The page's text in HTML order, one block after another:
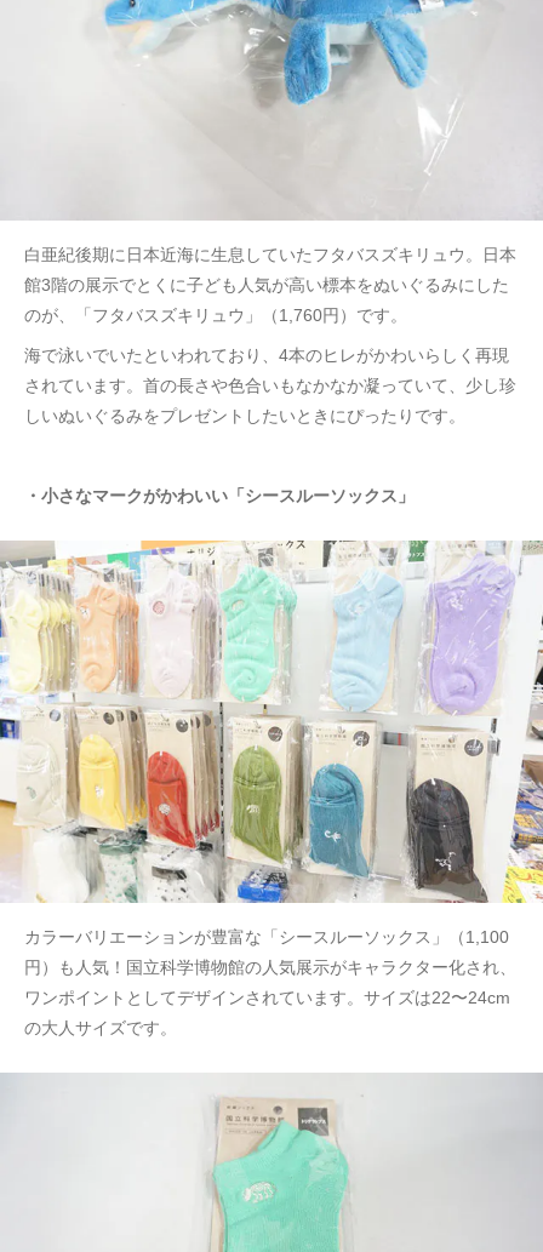
白亜紀後期に日本近海に生息していたフタバスズキリュウ。日本
館3階の展示でとくに子ども人気が高い標本をぬいぐるみにした
のが、「フタバスズキリュウ」（1,760円）です。
海で泳いでいたといわれており、4本のヒレがかわいらしく再現
されています。首の長さや色合いもなかなか凝っていて、少し珍
しいぬいぐるみをプレゼントしたいときにぴったりです。
・小さなマークがかわいい「シースルーソックス」
カラーバリエーションが豊富な「シースルーソックス」（1,100
円）も人気！国立科学博物館の人気展示がキャラクター化され、
ワンポイントとしてデザインされています。サイズは22〜24cm
の大人サイズです。